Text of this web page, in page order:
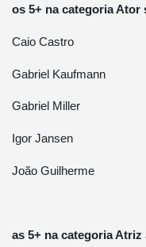
os 5+ na categoria Ator
Caio Castro
Gabriel Kaufmann
Gabriel Miller
Igor Jansen
João Guilherme
as 5+ na categoria Atriz